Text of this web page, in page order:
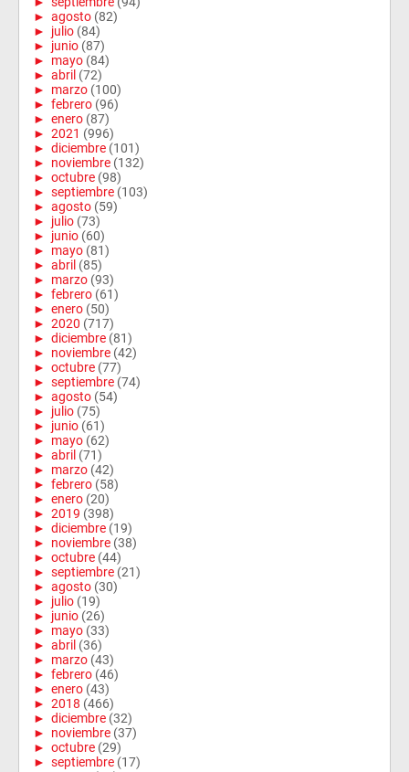
► agosto (82)
► julio (84)
► junio (87)
► mayo (84)
► abril (72)
► marzo (100)
► febrero (96)
► enero (87)
► 2021 (996)
► diciembre (101)
► noviembre (132)
► octubre (98)
► septiembre (103)
► agosto (59)
► julio (73)
► junio (60)
► mayo (81)
► abril (85)
► marzo (93)
► febrero (61)
► enero (50)
► 2020 (717)
► diciembre (81)
► noviembre (42)
► octubre (77)
► septiembre (74)
► agosto (54)
► julio (75)
► junio (61)
► mayo (62)
► abril (71)
► marzo (42)
► febrero (58)
► enero (20)
► 2019 (398)
► diciembre (19)
► noviembre (38)
► octubre (44)
► septiembre (21)
► agosto (30)
► julio (19)
► junio (26)
► mayo (33)
► abril (36)
► marzo (43)
► febrero (46)
► enero (43)
► 2018 (466)
► diciembre (32)
► noviembre (37)
► octubre (29)
► septiembre (17)